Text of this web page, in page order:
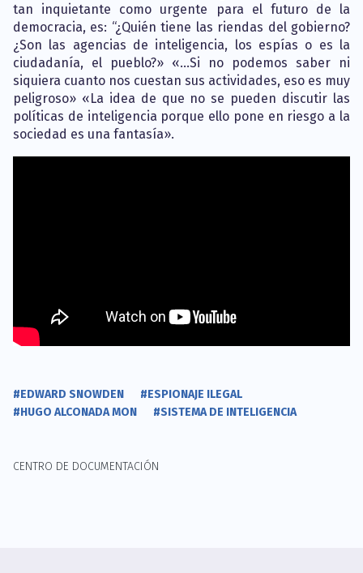
tan inquietante como urgente para el futuro de la
democracia, es: “¿Quién tiene las riendas del gobierno?
¿Son las agencias de inteligencia, los espías o es la
ciudadanía, el pueblo?» «…Si no podemos saber ni
siquiera cuanto nos cuestan sus actividades, eso es muy
peligroso» «La idea de que no se pueden discutir las
políticas de inteligencia porque ello pone en riesgo a la
sociedad es una fantasía».
#EDWARD SNOWDEN
#ESPIONAJE ILEGAL
#HUGO ALCONADA MON
#SISTEMA DE INTELIGENCIA
CENTRO DE DOCUMENTACIÓN